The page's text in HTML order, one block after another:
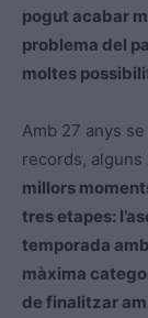
pogut acabar
problema del
moltes
Amb 27 anys
records, alguns
millors
tres etapes:
temporada amb
màxima
de finalitzar